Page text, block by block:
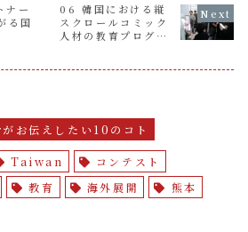
ナー
る国
06 韓国における縦
スクロールコミック
人材の教育プログラ
伝えしたい10のコト
Taiwan
コンテスト
教育 海外展開 熊本